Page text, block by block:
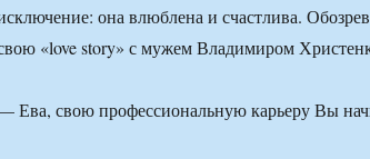
она влюблена и счастлива.
«love story» с мужем Владимиром
Ева, свою профессиональную карьеру Вы